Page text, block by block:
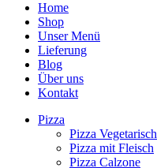
Home
Shop
Unser Menü
Lieferung
Blog
Über uns
Kontakt
Pizza
Pizza Vegetarisch
Pizza mit Fleisch
Pizza Calzone